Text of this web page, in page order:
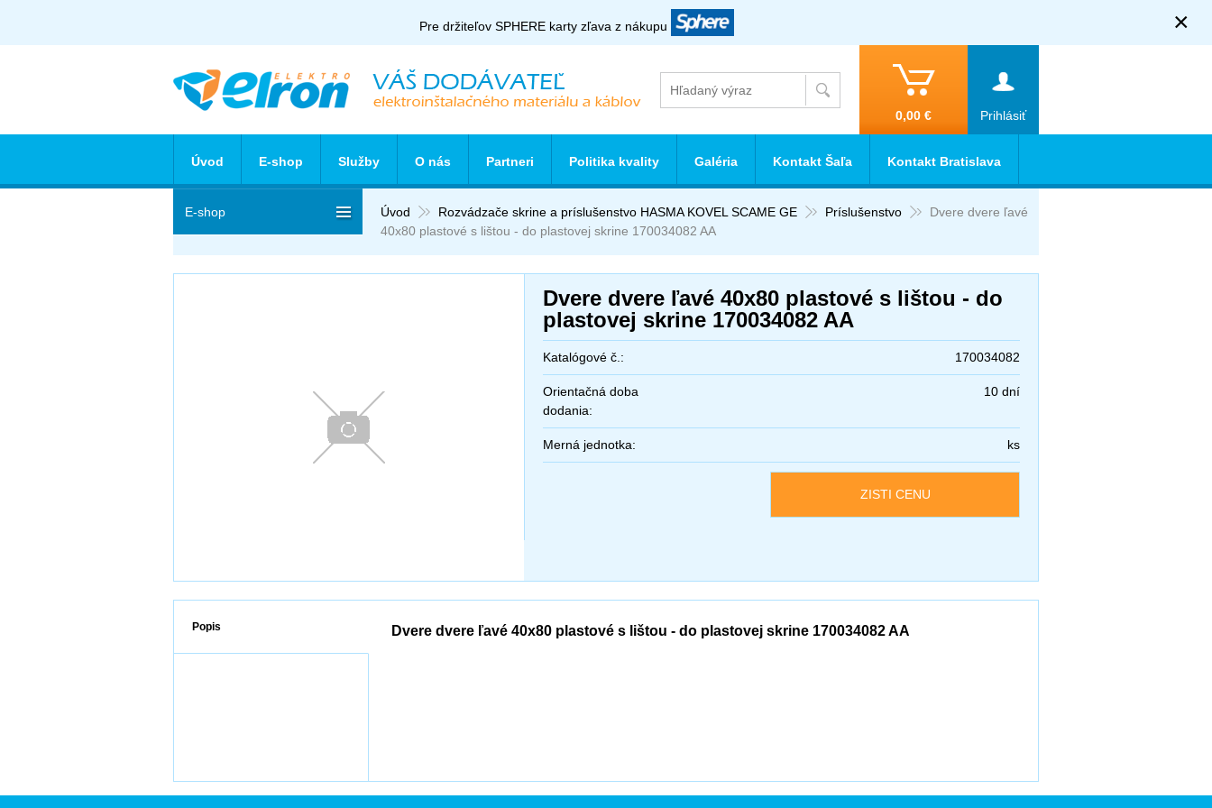
Pre držiteľov SPHERE karty zľava z nákupu ×
Prihlásiť
0,00 €
Úvod Rozvádzače skrine a príslušenstvo HASMA KOVEL SCAME GE Príslušenstvo
Dvere dvere ľavé
40x80 plastové s lištou - do plastovej skrine 170034082 AA
Dvere dvere ľavé 40x80 plastové s lištou - do
plastovej skrine 170034082 AA
Katalógové č.: 170034082
Orientačná doba
dodania:
10 dní
Merná jednotka: ks
ZISTI CENU
Popis Dvere dvere ľavé 40x80 plastové s lištou - do plastovej skrine 170034082 AA
E-shop
Úvod E-shop Služby O nás Partneri Politika kvality Galéria Kontakt Šaľa Kontakt Bratislava